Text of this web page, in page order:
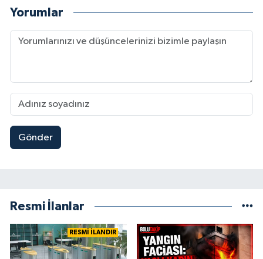
Yorumlar
Gönder
Resmi İlanlar
RESMİ İLANDIR